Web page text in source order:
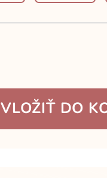
VLOŽIŤ DO